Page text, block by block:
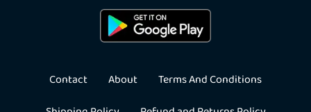
Contact About
Terms And Conditions